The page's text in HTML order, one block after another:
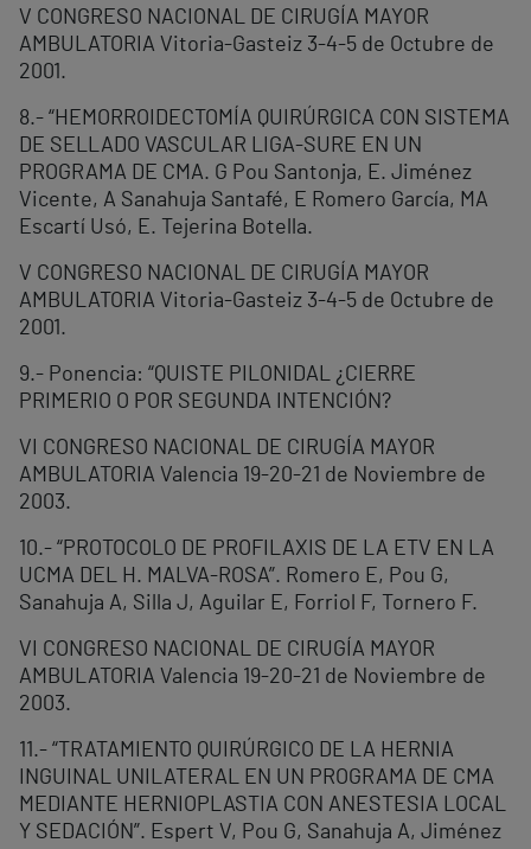
V CONGRESO NACIONAL DE CIRUGÍA MAYOR
AMBULATORIA Vitoria-Gasteiz 3-4-5 de Octubre de
2001.
8.- “HEMORROIDECTOMÍA QUIRÚRGICA CON SISTEMA
DE SELLADO VASCULAR LIGA-SURE EN UN
PROGRAMA DE CMA. G Pou Santonja, E. Jiménez
Vicente, A Sanahuja Santafé, E Romero García, MA
Escartí Usó, E. Tejerina Botella.
V CONGRESO NACIONAL DE CIRUGÍA MAYOR
AMBULATORIA Vitoria-Gasteiz 3-4-5 de Octubre de
2001.
9.- Ponencia: “QUISTE PILONIDAL ¿CIERRE
PRIMERIO O POR SEGUNDA INTENCIÓN?
VI CONGRESO NACIONAL DE CIRUGÍA MAYOR
AMBULATORIA Valencia 19-20-21 de Noviembre de
2003.
10.- “PROTOCOLO DE PROFILAXIS DE LA ETV EN LA
UCMA DEL H. MALVA-ROSA”. Romero E, Pou G,
Sanahuja A, Silla J, Aguilar E, Forriol F, Tornero F.
VI CONGRESO NACIONAL DE CIRUGÍA MAYOR
AMBULATORIA Valencia 19-20-21 de Noviembre de
2003.
11.- “TRATAMIENTO QUIRÚRGICO DE LA HERNIA
INGUINAL UNILATERAL EN UN PROGRAMA DE CMA
MEDIANTE HERNIOPLASTIA CON ANESTESIA LOCAL
Y SEDACIÓN”. Espert V, Pou G, Sanahuja A, Jiménez